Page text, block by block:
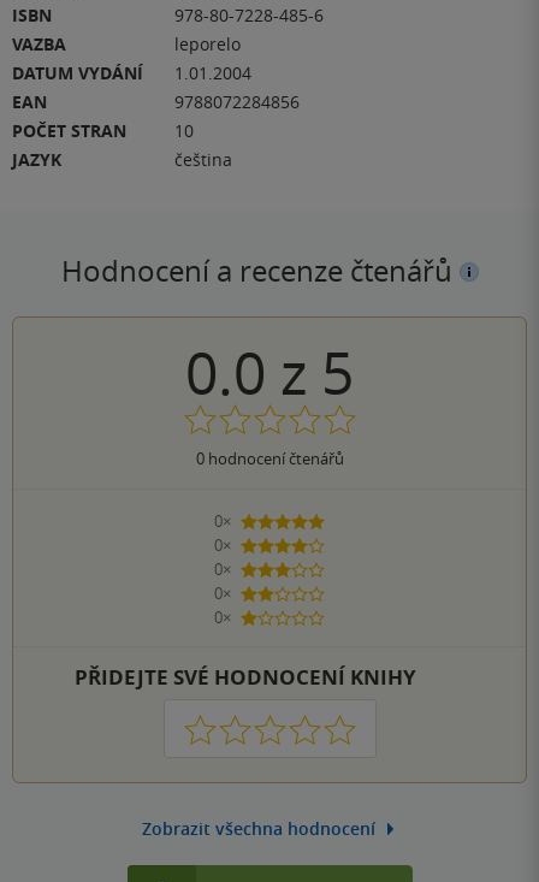
ISBN
978-80-7228-485-6
VAZBA
leporelo
DATUM VYDÁNÍ
1.01.2004
EAN
9788072284856
POČET STRAN
10
JAZYK
čeština
Hodnocení a recenze čtenářů
0.0 z 5
0hodnocení čtenářů
0×
5 hvězdiček
0×
4 hvězdičky
0×
3 hvězdičky
0×
2 hvězdičky
0×
1 hvezdička
PŘIDEJTE SVÉ HODNOCENÍ KNIHY
1 2 3 4 5
Zobrazit všechna hodnocení